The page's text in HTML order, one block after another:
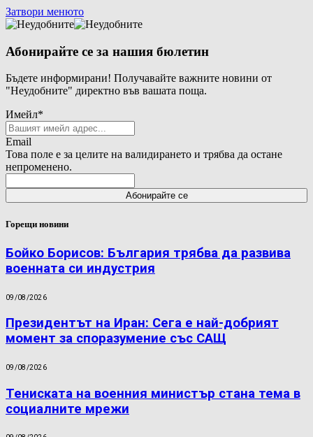
Затвори менюто
Абонирайте се за нашия бюлетин
Бъдете информирани! Получавайте важните новини от
"Неудобните" директно във вашата поща.
Имейл*
Email
Това поле е за целите на валидирането и трябва да остане
непроменено.
Горещи новини
Бойко Борисов: България трябва да развива
военната си индустрия
09/08/2026
Президентът на Иран: Сега е най-добрият
момент за споразумение със САЩ
09/08/2026
Тениската на военния министър стана тема в
социалните мрежи